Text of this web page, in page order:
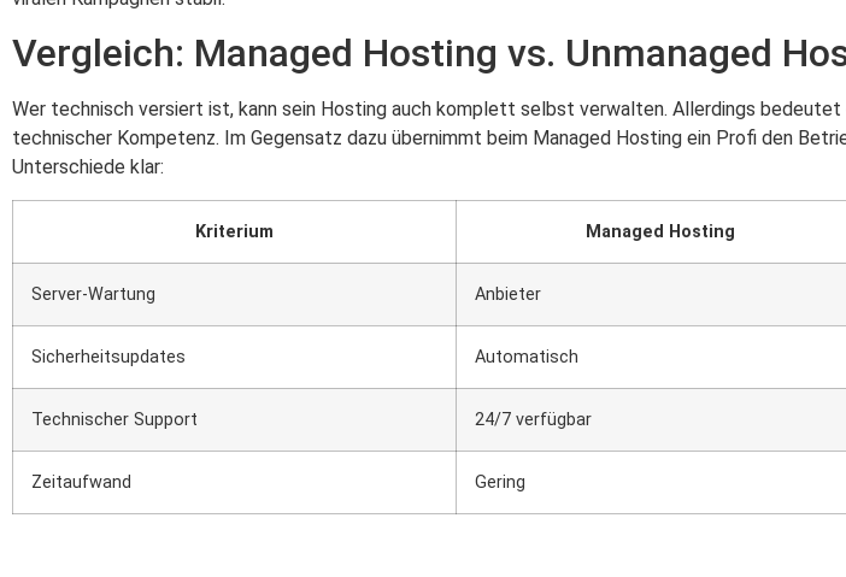
Vergleich: Managed Hosting vs. Unmanaged
Wer technisch versiert ist, kann sein Hosting auch komplett selbst verwalten. Allerdings bedeutet
technischer Kompetenz. Im Gegensatz dazu übernimmt beim Managed Hosting ein Profi den
Unterschiede klar:
Kriterium Managed Hosting
Server-Wartung Anbieter
Sicherheitsupdates Automatisch
Technischer Support 24/7 verfügbar
Zeitaufwand Gering